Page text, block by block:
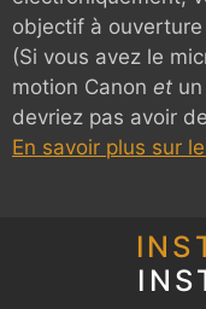
objectif à
(Si vous avez le
motion Canon et
devriez pas avoir
En savoir plus sur